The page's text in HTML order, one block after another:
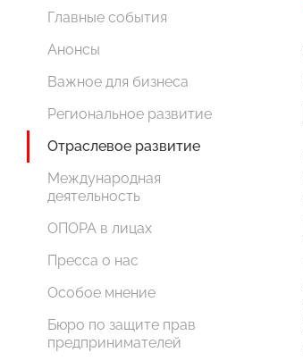
Главные события
Анонсы
Важное для бизнеса
Региональное развитие
Отраслевое развитие
Международная
деятельность
ОПОРА в лицах
Пресса о нас
Особое мнение
Бюро по защите прав
предпринимателей